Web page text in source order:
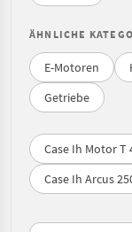
ÄHNLICHE
E-Motoren
Getriebe
Case Ih Motor T
Case Ih Arcus